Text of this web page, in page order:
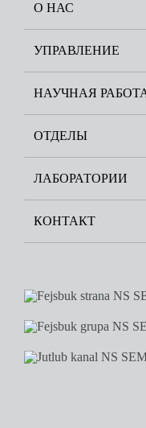
О НАС
УПРАВЛЕНИЕ
НАУЧНАЯ
ОТДЕЛЫ
ЛАБОРАТОРИИ
КОНТАКТ